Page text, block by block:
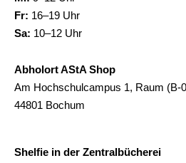
Fr: 16–19 Uhr
Sa: 10–12 Uhr
Abholort AStA Shop
Am Hochschulcampus 1, Raum (B-
44801 Bochum
Shelfie in der Zentralbücherei